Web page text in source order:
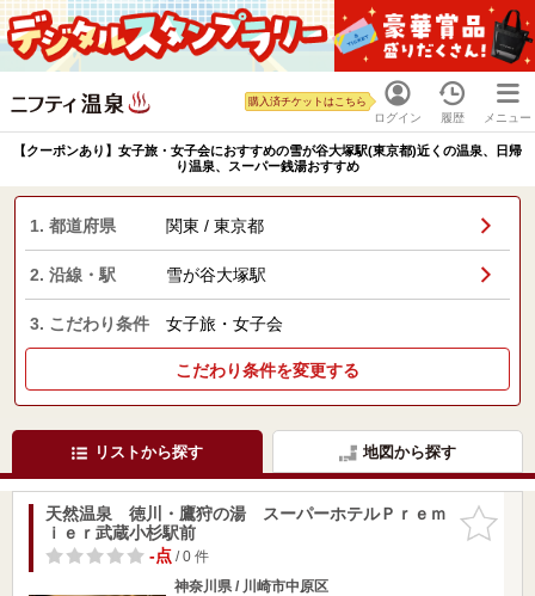
ログイン
購入済チケットはこちら
履歴 メニュー
【クーポンあり】女子旅・女子会におすすめの雪が谷大塚駅(東京都)近くの温泉、日帰
り温泉、スーパー銭湯おすすめ
1. 都道府県 関東 / 東京都
2. 沿線・駅 雪が谷大塚駅
3. こだわり条件 女子旅・女子会
こだわり条件を変更する
リストから探す 地図から探す
お気に入
りに追加
天然温泉 徳川・鷹狩の湯 スーパーホテルＰｒｅｍ
ｉｅｒ武蔵小杉駅前
-点/ 0 件
神奈川県 / 川崎市中原区